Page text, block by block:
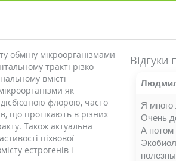
обміну мікроорганізмами
тракті різко
вмісті
як
флорою, часто
що протікають в різних
Також актуальна
піхвової
естрогенів і
Відгуки
Я много
Очень
А потом